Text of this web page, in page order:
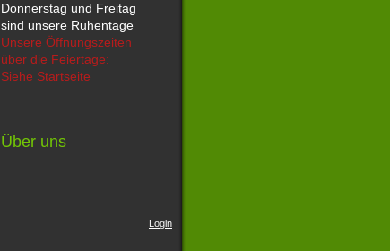
Donnerstag und Freitag
sind unsere Ruhentage
Unsere Öffnungszeiten
über die Feiertage:
Siehe Startseite
Über uns
Login